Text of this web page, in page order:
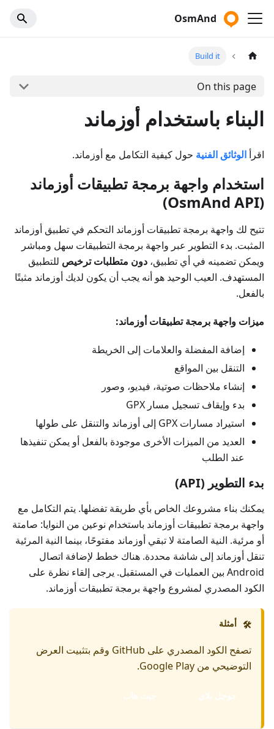
OsmAnd
Build it
On this page
البناء باستخدام أوزماند
اقرأ الوثائق الفنية حول كيفية التكامل مع أوزماند.
استخدام واجهة برمجة تطبيقات أوزماند
(OsmAnd API)
تتيح لك واجهة برمجة تطبيقات أوزماند التحكم في تطبيق أوزماند
المثبت. بدء التطوير عبر واجهة برمجة التطبيقات سهل ومباشر
ويمكن تضمينه في أي تطبيق، دون متطلبات ترخيص للتطبيق
المستهدف. العيب الوحيد هو أنه يجب أن يكون لديك أوزماند مثبتًا
بالفعل.
ميزات واجهة برمجة تطبيقات أوزماند:
إضافة المفضلة والعلامات إلى الخريطة
التنقل بين المواقع
إنشاء ملاحظات صوتية، فيديو، وصور
بدء وإيقاف تسجيل مسار GPX
استيراد مسارات GPX إلى أوزماند والتنقل على طولها
العديد من الميزات الأخرى موجودة بالفعل أو يمكن تنفيذها
عند الطلب
بدء التطوير (API)
يمكنك بناء مشروعك الخاص بأي طريقة تفضلها. يتم التكامل مع
واجهة برمجة تطبيقات أوزماند باستخدام نوعين من النوايا: صامتة
أو مرئية. النية الصامتة لا تبقي أوزماند مفتوحًا، بينما النية المرئية
تنقل أوزماند إلى شاشة محددة. هناك خطط لإضافة اتصال
Android بين العمليات في المستقبل. يرجى إلقاء نظرة على
الكود المصدري لمشروع واجهة برمجة تطبيقات أوزماند.
🛠️ أمثلة
تصفح الكود المصدري على GitHub وقم بتثبيت العرض
التوضيحي من Google Play.
جوجل بلاي جيت هاب